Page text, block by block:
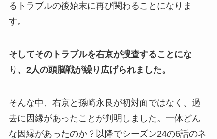
るトラブルの後始末に再び関わることになりま
す。
そしてそのトラブルを右京が捜査することにな
り、2人の頭脳戦が繰り広げられました。
そんな中、右京と孫崎永良が初対面ではなく、過
去に因縁があったことが判明しました。一体どん
な因縁があったのか？以降でシーズン24の6話のネ